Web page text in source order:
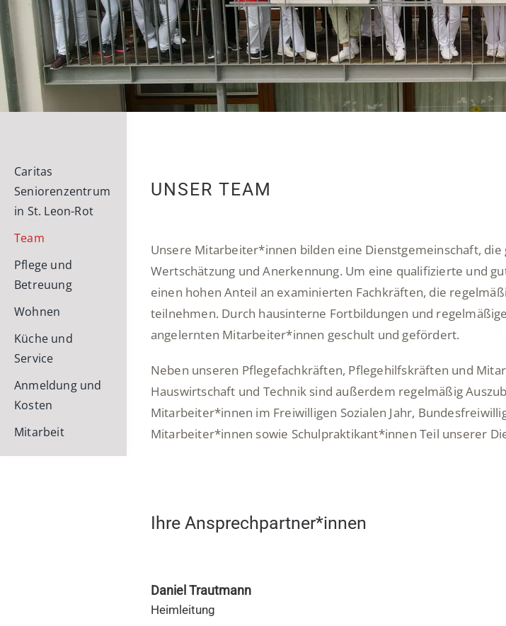
Caritas
Seniorenzentrum
in St. Leon-Rot
Team
Pflege und
Betreuung
Wohnen
Küche und
Service
Anmeldung und
Kosten
Mitarbeit
UNSER TEAM
Unsere Mitarbeiter*innen bilden eine Dienstgemeinschaft, die
Wertschätzung und Anerkennung. Um eine qualifizierte und
einen hohen Anteil an examinierten Fachkräften, die
teilnehmen. Durch hausinterne Fortbildungen und
angelernten Mitarbeiter*innen geschult und gefördert.
Neben unseren Pflegefachkräften, Pflegehilfskräften und
Hauswirtschaft und Technik sind außerdem regelmäßig
Mitarbeiter*innen im Freiwilligen Sozialen Jahr,
Mitarbeiter*innen sowie Schulpraktikant*innen Teil unserer
Ihre Ansprechpartner*innen
Daniel Trautmann
Heimleitung